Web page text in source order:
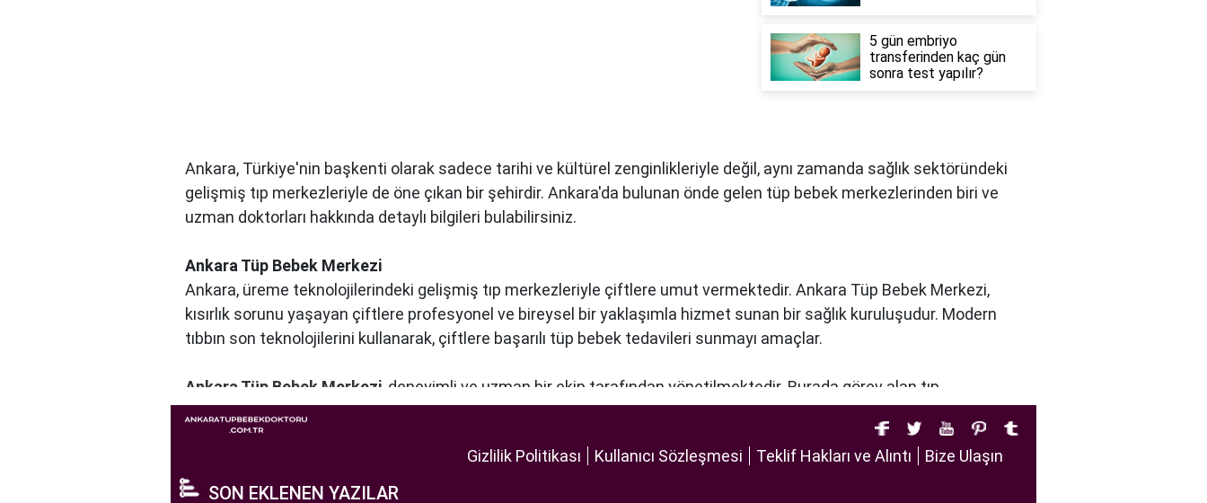
5 gün embriyo
transferinden kaç gün
sonra test yapılır?
Ankara, Türkiye'nin başkenti olarak sadece tarihi ve kültürel zenginlikleriyle değil, aynı zamanda sağlık sektöründeki
gelişmiş tıp merkezleriyle de öne çıkan bir şehirdir. Ankara'da bulunan önde gelen tüp bebek merkezlerinden biri ve
uzman doktorları hakkında detaylı bilgileri bulabilirsiniz.
Ankara Tüp Bebek Merkezi
Ankara, üreme teknolojilerindeki gelişmiş tıp merkezleriyle çiftlere umut vermektedir. Ankara Tüp Bebek Merkezi,
kısırlık sorunu yaşayan çiftlere profesyonel ve bireysel bir yaklaşımla hizmet sunan bir sağlık kuruluşudur. Modern
tıbbın son teknolojilerini kullanarak, çiftlere başarılı tüp bebek tedavileri sunmayı amaçlar.
Ankara Tüp Bebek Merkezi , deneyimli ve uzman bir ekip tarafından yönetilmektedir. Burada görev alan tıp
profesyonelleri, çiftlere kişiselleştirilmiş tedavi planları sunarak, her çiftin özel durumunu dikkate alır. Ayrıca,
merkezde kullanılan teknoloji ve ekipmanlar, tedavi sürecini daha etkili ve güvenli hale getirir.
Ankara Tüp Bebek Merkezi, hasta odaklı hizmet anlayışı ve etik prensipler çerçevesinde, çiftlere sağlıklı bir gebelik
yaşama şansı tanıyan kapsamlı bir tüp bebek hizmeti sunar.
Gizlilik Politikası Kullanıcı Sözleşmesi Teklif Hakları ve Alıntı Bize Ulaşın
SON EKLENEN YAZILAR